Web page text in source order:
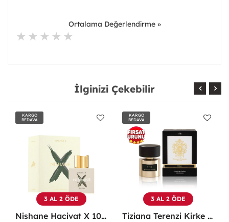
Ortalama Değerlendirme »
İlginizi Çekebilir
KARGO
BEDAVA
3 AL 2 ÖDE
Tiziana Terenzi Kirke Edp 100 ML Unisex Parfüm - TTKE
KARGO
BEDAVA
3 AL 2 ÖDE
Maison Francis Kurkdjian Grand Soir 70 Ml EDP Parfüm - MFKGS